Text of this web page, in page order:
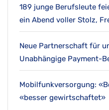
189 junge Berufsleute
ein Abend voller Stolz,
Neue Partnerschaft für
Unabhängige Payment-
Mobilfunkversorgung:
«besser gewirtschaftet»